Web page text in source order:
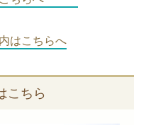
はこちらへ
こちら